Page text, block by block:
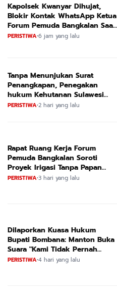
Kapolsek Kwanyar Dihujat,
Blokir Kontak WhatsApp Ketua
Forum Pemuda Bangkalan Saat
Dikonfirmasi
PERISTIWA•6 jam yang lalu
Tanpa Menunjukan Surat
Penangkapan, Penegakan
hukum Kehutanan Sulawesi
Selatan Culik Petani Ladah Di
PERISTIWA•2 hari yang lalu
Rapat Ruang Kerja Forum
Pemuda Bangkalan Soroti
Proyek Irigasi Tanpa Papan
Nama
PERISTIWA•3 hari yang lalu
Dilaporkan Kuasa Hukum
Bupati Bombana: Manton Buka
Suara "Kami Tidak Pernah
Menutup Ruang Hak Jawab"
PERISTIWA•4 hari yang lalu